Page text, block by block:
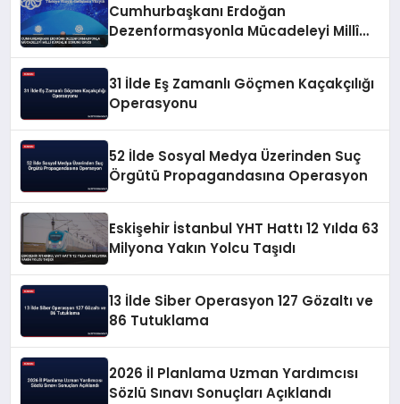
Cumhurbaşkanı Erdoğan
Dezenformasyonla Mücadeleyi Millî
31 İlde Eş Zamanlı Göçmen Kaçakçılığı
Operasyonu
52 İlde Sosyal Medya Üzerinden Suç
Örgütü Propagandasına Operasyon
Eskişehir İstanbul YHT Hattı 12 Yılda 63
Milyona Yakın Yolcu Taşıdı
13 İlde Siber Operasyon 127 Gözaltı ve
86 Tutuklama
2026 İl Planlama Uzman Yardımcısı
Sözlü Sınavı Sonuçları Açıklandı